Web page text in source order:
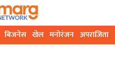
बिजनेस खेल मनोरंजन अपराजिता